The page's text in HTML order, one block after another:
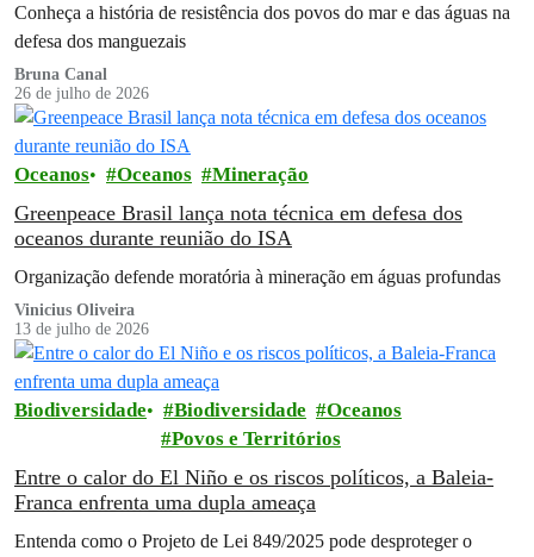
Conheça a história de resistência dos povos do mar e das águas na
defesa dos manguezais
Bruna Canal
26 de julho de 2026
Oceanos Oceanos Mineração
Greenpeace Brasil lança nota técnica em defesa dos
oceanos durante reunião do ISA
Organização defende moratória à mineração em águas profundas
Vinicius Oliveira
13 de julho de 2026
Biodiversidade Biodiversidade
Oceanos
Povos e Territórios
Entre o calor do El Niño e os riscos políticos, a Baleia-
Franca enfrenta uma dupla ameaça
Entenda como o Projeto de Lei 849/2025 pode desproteger o